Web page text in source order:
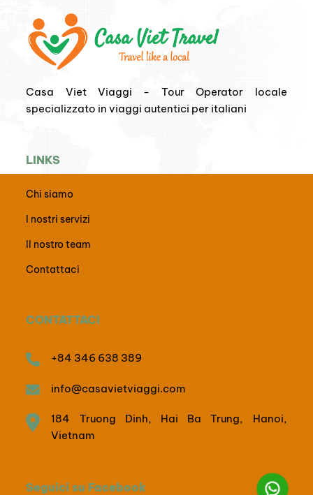
Casa Viet Viaggi - Tour Operator locale
specializzato in viaggi autentici per italiani
LINKS
Chi siamo
I nostri servizi
Il nostro team
Contattaci
CONTATTACI
+84 346 638 389
info@casavietviaggi.com
184 Truong Dinh, Hai Ba Trung, Hanoi,
Vietnam
Seguici su Facebook